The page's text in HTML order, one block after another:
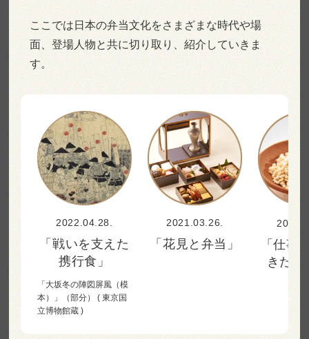
ここでは日本の弁当文化をさまざまな時代や場
面、登場人物と共に切り取り、紹介していきま
す。
2022.04.28.
「戦いを支えた
携行食」
「大坂冬の陣図屏風（模
本）」（部分） ( 東京国
立博物館蔵 )
2021.03.26.
「花見と弁当」
「仕事
きた